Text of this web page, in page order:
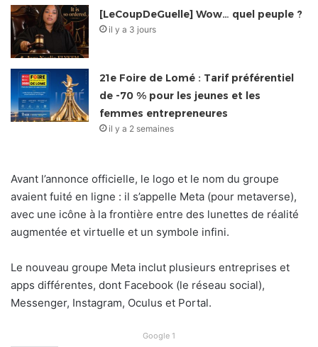
[LeCoupDeGuelle] Wow… quel peuple ?
il y a 3 jours
21e Foire de Lomé : Tarif préférentiel
de -70 % pour les jeunes et les
femmes entrepreneures
il y a 2 semaines
Avant l’annonce officielle, le logo et le nom du groupe
avaient fuité en ligne : il s’appelle Meta (pour metaverse),
avec une icône à la frontière entre des lunettes de réalité
augmentée et virtuelle et un symbole infini.
Le nouveau groupe Meta inclut plusieurs entreprises et
apps différentes, dont Facebook (le réseau social),
Messenger, Instagram, Oculus et Portal.
Google 1